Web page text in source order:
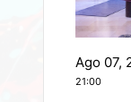
Ago 07,
21:00